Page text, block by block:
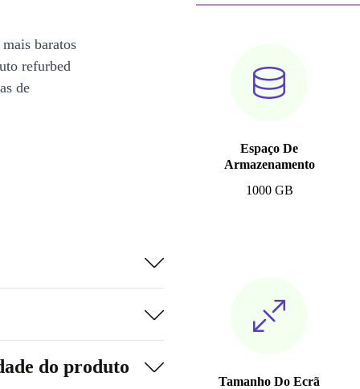
Espaço De
Armazenamento
1000 GB
Tamanho Do Ecrã
baratos
refurbed
de
do produto